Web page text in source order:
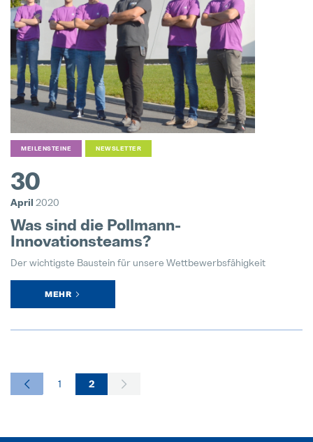
MEILENSTEINE NEWSLETTER
30
April 2020
Was sind die Pollmann-
Innovationsteams?
Der wichtigste Baustein für unsere Wettbewerbsfähigkeit
MEHR
1 2